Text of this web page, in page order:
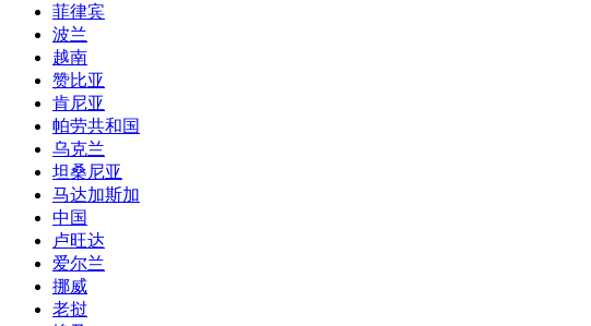
菲律宾
波兰
越南
赞比亚
肯尼亚
帕劳共和国
乌克兰
坦桑尼亚
马达加斯加
中国
卢旺达
爱尔兰
挪威
老挝